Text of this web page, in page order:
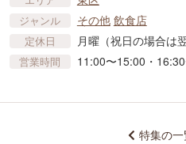
ジャンル その他 飲食店
定休日 月曜（祝日の場合は
営業時間 11:00〜15:00・
特集の